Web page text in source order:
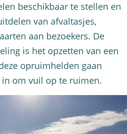
beschikbaar te stellen en
van afvaltasjes,
aan bezoekers. De
is het opzetten van een
opruimhelden gaan
om vuil op te ruimen.